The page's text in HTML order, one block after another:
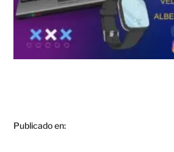
Publicado en: